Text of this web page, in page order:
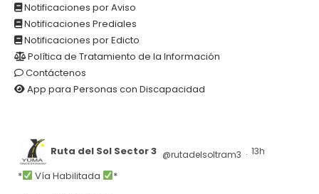
Notificaciones por Aviso
Notificaciones Prediales
Notificaciones por Edicto
Política de Tratamiento de la Información
Contáctenos
App para Personas con Discapacidad
Ruta del Sol Sector 3 @rutadelsoltram3 · 13h
* Vía Habilitada
*